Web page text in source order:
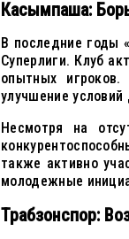
Касымпаша:
В последние годы
Суперлиги. Клуб
опытных
улучшение условий
Несмотря на
также активно
молодежные
Трабзонспор: